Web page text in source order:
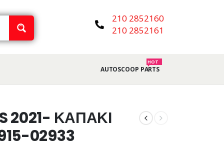
210 2852160
210 2852161
AUTOSCOOP PARTS
HOT
2021- ΚΑΠΑΚΙ
02933